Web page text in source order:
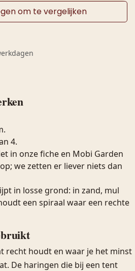
om te vergelijken
4.
in onze fiche en Mobi Garden
we zetten er liever niets dan
in losse grond: in zand, mul
een spiraal waar een rechte
recht houdt en waar je het minst
De haringen die bij een tent